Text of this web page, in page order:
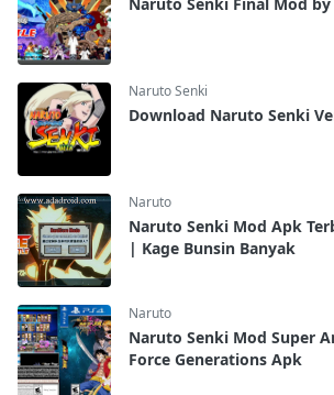
Naruto Senki
Download Naruto Senki
Naruto
Naruto Senki Mod Apk
| Kage Bunsin Banyak
Naruto
Naruto Senki Mod Super
Force Generations Apk